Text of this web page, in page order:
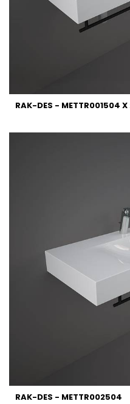
RAK-DES - METTR001504 X
RAK-DES - METTR002504